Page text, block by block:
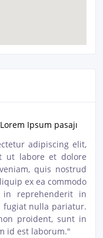
Ipsum pasajı
adipiscing elit,
ut labore et dolore
quis nostrud
ex ea commodo
reprehenderit in
fugiat nulla pariatur.
proident, sunt in
id est laborum."